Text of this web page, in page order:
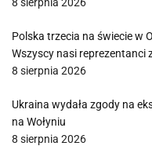
Polska trzecia na świecie w
Wszyscy nasi reprezentanci
8 sierpnia 2026
Ukraina wydała zgody na
na Wołyniu
8 sierpnia 2026